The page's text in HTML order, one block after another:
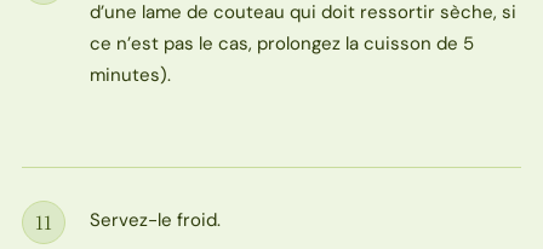
d’une lame de couteau qui doit ressortir sèche, si
ce n’est pas le cas, prolongez la cuisson de 5
minutes).
Étape
11 Servez-le froid.